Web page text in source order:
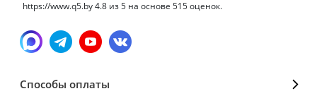
https://www.q5.by4.8 из5 на основе 515оценок.
Способы оплаты